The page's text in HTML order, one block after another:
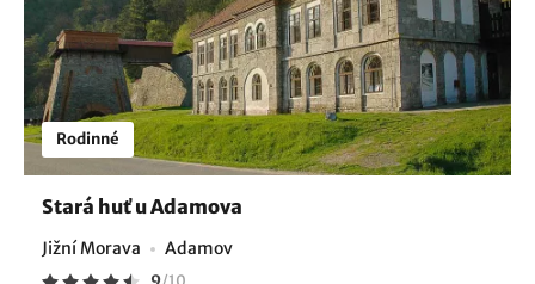
Rodinné
Stará huť u Adamova
Jižní Morava Adamov